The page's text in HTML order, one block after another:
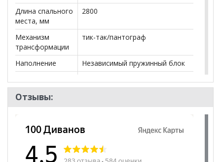
Длина спального
места, мм
2800
Механизм
трансформации
тик-так/пантограф
Наполнение
Независимый пружинный блок
Посадочных
мест
Наличие спинки
да
Отзывы: